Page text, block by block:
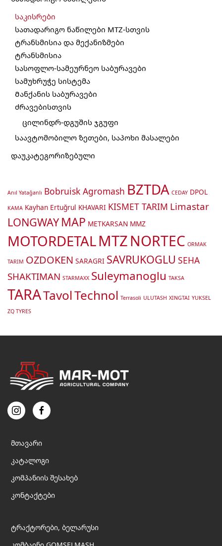
საკისრები
სათადარიგო ნაწილები MTZ-სთვის
ტრანსმისია და მექანიზმები
ტრანსმისია
სასოფლო-სამეურნეო საბურავები
სამუხრუჭე სისტემა
Მანქანის საბურავები
ძრავებისთვის
ცილინდრ-დგუშის ჯგუფი
საავტომობილო ზეთები, საპოხი მასალები
დაუკატეგორიზებული
Anıl Yatağanlı Bobruisk Agromash BZTDA CEDAY DPOL
KAMA Kayhan Ertuğrul KHAVARI KISMET TARIM Limastar
LONGWAY MAP METKARSAN MMZ
MOTORDETALMTZNORTEC ORMAK
TARIM OZDOKEN SARAGRI SAVRUKOGLU SEHA
SHAKTIMAN STARMAXX Suleymanoglu TAKSA
TARATavolTechnol Terrasoli ULUTASH XINGTAI YUKSEL
ZQ TYRES
მთავარი
კატალოგი
კომპანიის შესახებ
კონტაქტები
ტრაქტორები, ბელარუსი